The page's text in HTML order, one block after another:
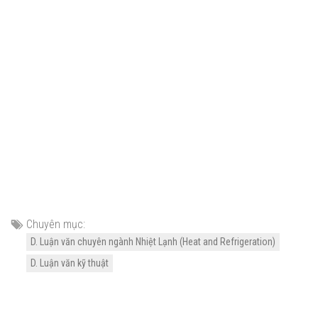
Chuyên mục:
D. Luận văn chuyên ngành Nhiệt Lạnh (Heat and Refrigeration)
D. Luận văn kỹ thuật